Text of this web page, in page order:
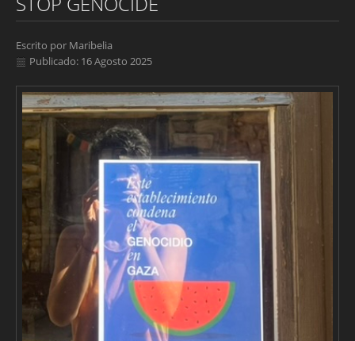
Escrito por Maribelia
Publicado: 16 Agosto 2025